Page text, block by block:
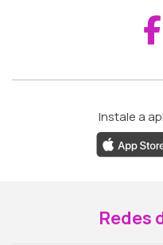
Instale a
Redes